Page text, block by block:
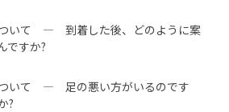
ついて ― 到着した後、どのように案
ですか?
ついて ― 足の悪い方がいるのです
?